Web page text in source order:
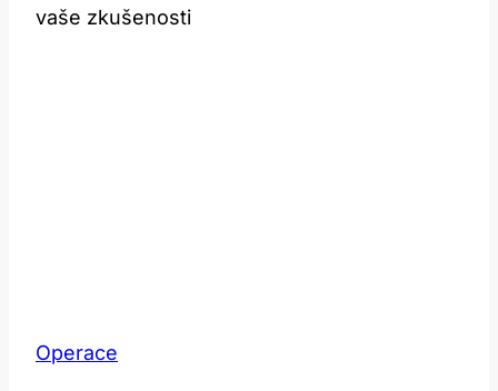
vaše zkušenosti
Operace